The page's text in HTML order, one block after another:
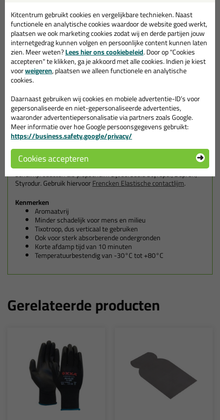
vlakverbindingen. Deze lijm trekt niet in de te verlijmen
materialen en is daardoor beter geschikt voor het verlijmen van
poreuze materialen. De meest voorkomende toepassing is het
verlijmen van HPL op diverse ondergronden. Vanwege de hoge
aanvangshechting zijn de contactlijmen van Frencken zeer
geschikt voor zgn. ‘gebogen werk’.
Wanneer gebruik je de K1000 Tix van Frencken?
K1000 Tix AV is geschikt voor(verticale)vlakverlijming van
hardkunststofplaat (Duropal, Formica, Print HPL, Resopal, e.d.) en
fineer onderling of op spaanplaat, triplex, hardboard multiplex,
M.D.F. en ander plaatmateriaal. Ook voor verlijming van rubber,
kurk, leer, karton, bekledingsmaterialen, flexibele schuimen
onderling of op spaanplaat, multiplex, beton, steen, marmer,
metalen, aluminium en r.v.s.
Niet toepassen voor de verlijming van polystyreen plaat- en
schuimproducten als piepschuim bijvoorbeeld Styropor, Depron,
Styrodur. Gebruik hiervoorFrencken Elastische contactlijm.
Kenmerken
Aromaatvrij
Minder schadelijk voor mens en milieu
Tixotroop, dus verticaal te gebruiken
Ook voor sterk absorberende ondergronden
Korte afdamp tijd van 10 minuten
Temperatuurbestendig van -30°C tot +80°C
Gerelateerde producten
Kitcentrum gebruikt cookies en vergelijkbare technieken. Naast
functionele en analytische cookies waardoor de website goed werkt,
plaatsen we ook marketing cookies zodat wij en derde partijen jouw
internetgedrag kunnen volgen en persoonlijke content kunnen laten
zien. Meer weten?Lees hier ons cookiebeleid. Door op "Cookies
accepteren" te klikken, ga je akkoord met alle cookies. Indien je kiest
voorweigeren, plaatsen we alleen functionele en analytische
cookies.
Daarnaast gebruiken wij cookies en mobiele advertentie-ID’s voor
gepersonaliseerde en niet-gepersonaliseerde advertenties,
waaronder advertentiepersonalisatie via partners zoals Google.
Meer informatie over hoe Google persoonsgegevens gebruikt:
https://business.safety.google/privacy/
Cookies accepteren